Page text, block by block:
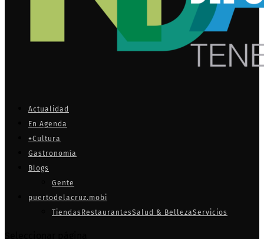
Actualidad
En Agenda
+Cultura
Gastronomía
Blogs
Gente
puertodelacruz.mobi
Tiendas RestaurantesSalud & BellezaServicios